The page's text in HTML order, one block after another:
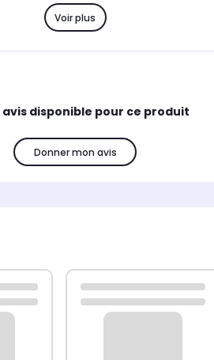
Voir plus
avis disponible pour ce produit
Donner mon avis